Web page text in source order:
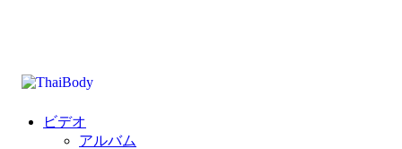
ビデオ
アルバム